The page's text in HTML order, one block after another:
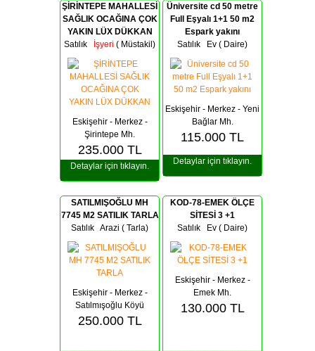
ŞİRİNTEPE MAHALLESİ
SAĞLIK OCAĞINA ÇOK
YAKIN LÜX DÜKKAN
Satılık İşyeri ( Müstakil)
Eskişehir - Merkez -
Şirintepe Mh.
235.000 TL
Detaylar için tıklayın.
Üniversite cd 50 metre
Full Eşyalı 1+1 50 m2
Espark yakını
Satılık Ev ( Daire)
Eskişehir - Merkez - Yeni
Bağlar Mh.
115.000 TL
Detaylar için tıklayın.
SATILMIŞOĞLU MH
7745 M2 SATILIK TARLA
Satılık Arazi ( Tarla)
Eskişehir - Merkez -
Satılmışoğlu Köyü
250.000 TL
KOD-78-EMEK ÖLÇE
SİTESİ 3 +1
Satılık Ev ( Daire)
Eskişehir - Merkez -
Emek Mh.
130.000 TL